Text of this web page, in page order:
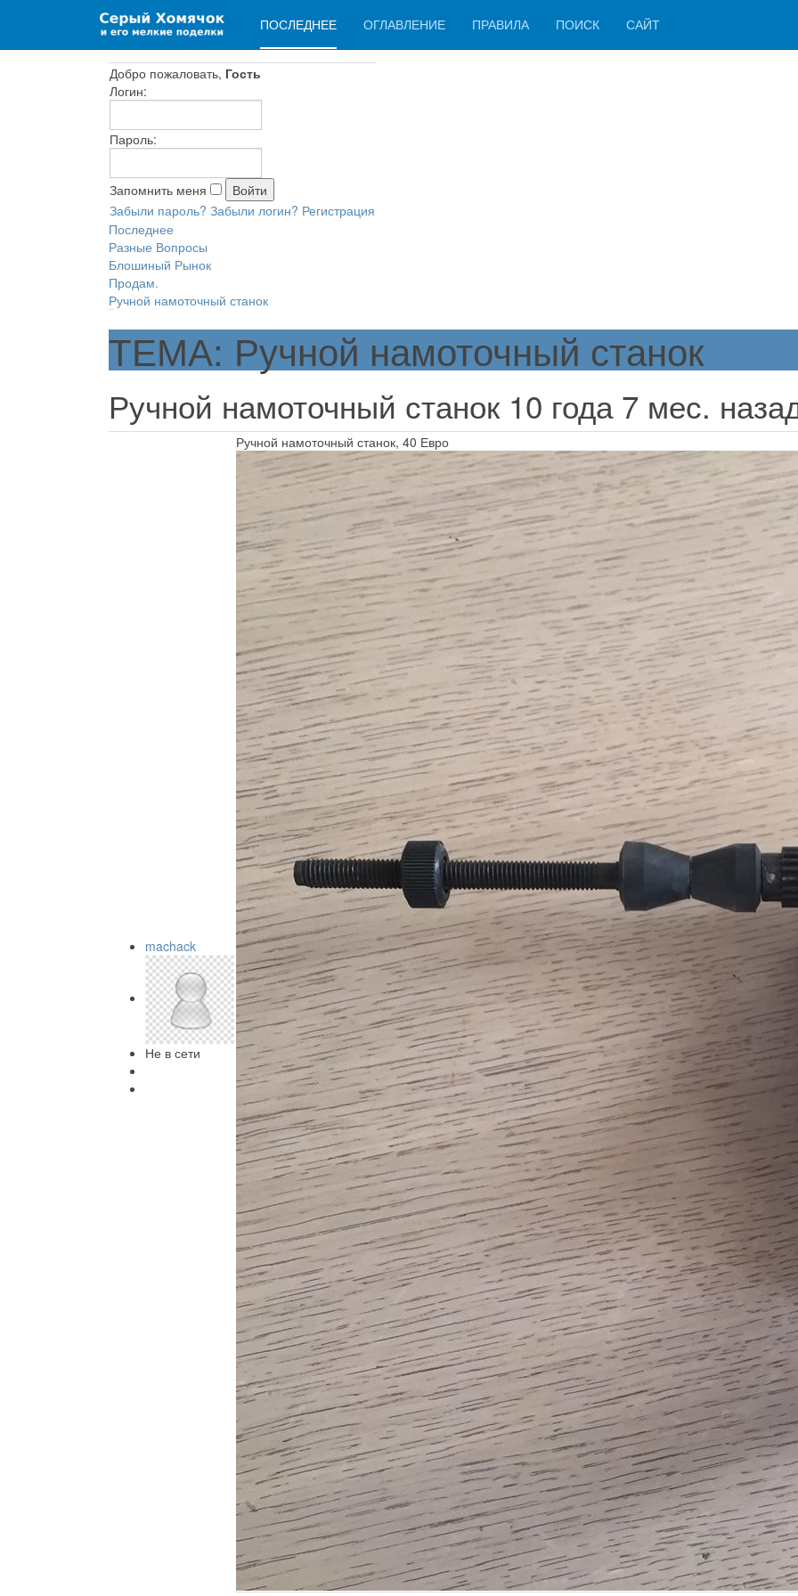
ПОСЛЕДНЕЕ ОГЛАВЛЕНИЕ ПРАВИЛА ПОИСК САЙТ
Добро пожаловать, Гость
Логин:
Пароль:
Запомнить меня
Забыли пароль? Забыли логин? Регистрация
Последнее
Разные Вопросы
Блошиный Рынок
Продам.
Ручной намоточный станок
ТЕМА: Ручной намоточный станок
Ручной намоточный станок 10 года 7 мес.
machack
Не в сети
Ручной намоточный станок, 40 Евро